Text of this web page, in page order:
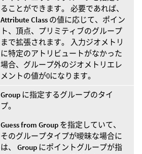
ることができます。 必要であれば、
Attribute Class の値に応じて、ポイン
ト、頂点、プリミティブのグループ
まで拡張されます。 入力ジオメトリ
に特定のアトリビュートがなかった
場合、グループ外のジオメトリエレ
メントの値が0になります。
Group に指定するグループのタイ
プ。
Guess from Group を指定していて、
そのグループタイプが曖昧な場合に
は、 Group にポイントグループが指